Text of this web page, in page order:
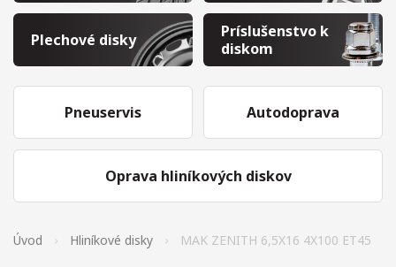
Plechové disky
Príslušenstvo k
diskom
Pneuservis
Oprava hliníkových diskov
Autodoprava
Úvod Hliníkové disky MAK ZENITH 6,5X16 4X100 ET45